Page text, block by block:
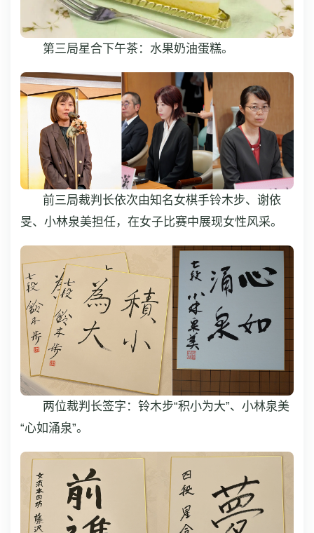
第三局星合下午茶：水果奶油蛋糕。
前三局裁判长依次由知名女棋手铃木步、谢依
旻、小林泉美担任，在女子比赛中展现女性风采。
两位裁判长签字：铃木步“积小为大”、小林泉美
“心如涌泉”。